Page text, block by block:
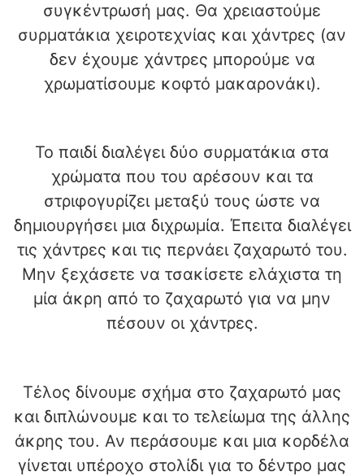
συγκέντρωσή μας. Θα χρειαστούμε
συρματάκια χειροτεχνίας και χάντρες (αν
δεν έχουμε χάντρες μπορούμε να
χρωματίσουμε κοφτό μακαρονάκι).
Το παιδί διαλέγει δύο συρματάκια στα
χρώματα που του αρέσουν και τα
στριφογυρίζει μεταξύ τους ώστε να
δημιουργήσει μια διχρωμία. Έπειτα διαλέγει
τις χάντρες και τις περνάει ζαχαρωτό του.
Μην ξεχάσετε να τσακίσετε ελάχιστα τη
μία άκρη από το ζαχαρωτό για να μην
πέσουν οι χάντρες.
Τέλος δίνουμε σχήμα στο ζαχαρωτό μας
και διπλώνουμε και το τελείωμα της άλλης
άκρης του. Αν περάσουμε και μια κορδέλα
γίνεται υπέροχο στολίδι για το δέντρο μας